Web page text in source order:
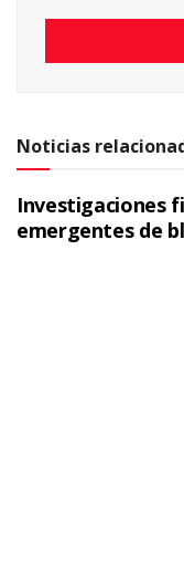
Noticias
Investigaciones
emergentes de